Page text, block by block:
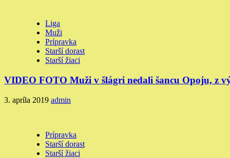
Liga
Muži
Prípravka
Starší dorast
Starší žiaci
VIDEO FOTO Muži v šlágri nedali šancu Opoju, z
3. apríla 2019 admin
Prípravka
Starší dorast
Starší žiaci